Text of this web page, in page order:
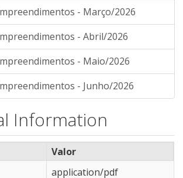
- Março/2026
- Abril/2026
- Maio/2026
- Junho/2026
Information
Valor
application/pdf